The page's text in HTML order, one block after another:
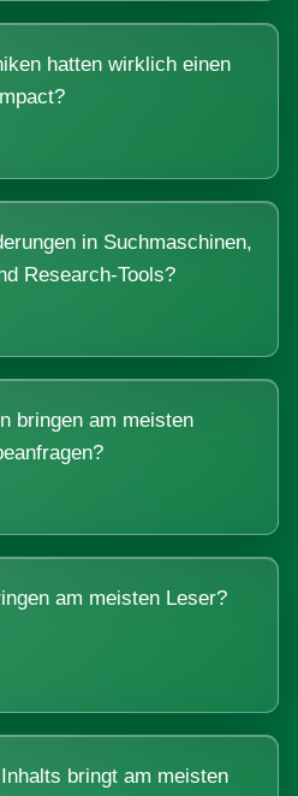
hatten wirklich einen
in Suchmaschinen,
Research-Tools?
bringen am meisten
am meisten Leser?
bringt am meisten